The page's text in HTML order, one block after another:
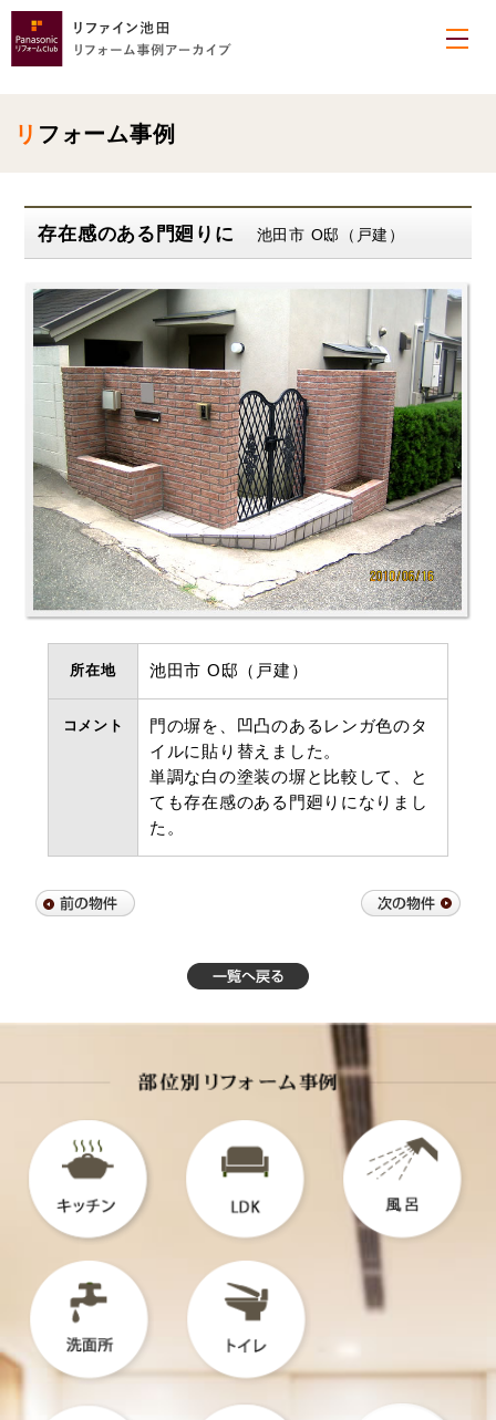
リフォーム事例
存在感のある門廻りに 池田市 O邸（戸建）
所在地 池田市 O邸（戸建）
コメント
門の塀を、凹凸のあるレンガ色のタ
イルに貼り替えました。
単調な白の塗装の塀と比較して、と
ても存在感のある門廻りになりまし
た。